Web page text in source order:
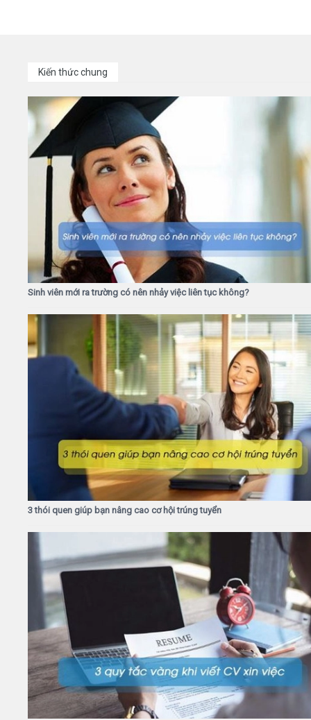
Kiến thức chung
Sinh viên mới ra trường có nên nhảy việc liên tục không?
3 thói quen giúp bạn nâng cao cơ hội trúng tuyển